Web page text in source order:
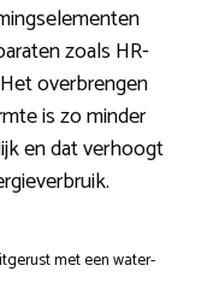
zoals HR-
overbrengen
is zo minder
en dat verhoogt
met een water-